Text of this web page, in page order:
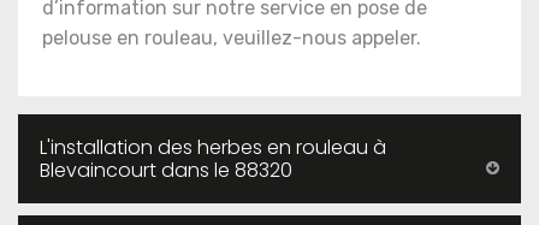
d’information sur notre service en pose de
pelouse en rouleau, veuillez-nous appeler.
L'installation des herbes en rouleau à
Blevaincourt dans le 88320